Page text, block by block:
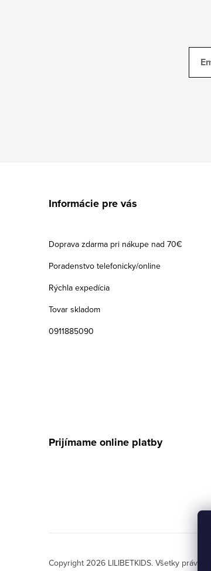
Informácie pre vás
Doprava zdarma pri nákupe nad 70€
Poradenstvo telefonicky/online
Rýchla expedícia
Tovar skladom
0911885090
Prijímame online platby
Copyright 2026 LILIBETKIDS. Všetky práva